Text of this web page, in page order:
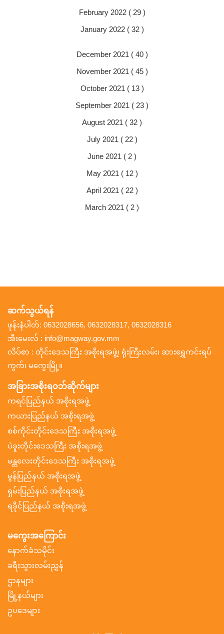
February 2022 ( 29 )
January 2022 ( 32 )
December 2021 ( 40 )
November 2021 ( 45 )
October 2021 ( 13 )
September 2021 ( 23 )
August 2021 ( 32 )
July 2021 ( 22 )
June 2021 ( 2 )
May 2021 ( 12 )
April 2021 ( 22 )
March 2021 ( 2 )
ဆက်သွယ်ရန်
ဖုန်းနံပါတ်: 0632028656, 0632028317, 0632028316
အီးမေးလ် : info@magway.gov.mm
လိပ်စာ : တိုင်းဒေသကြီး အစိုးရအဖွဲ့၊ ရုံးကြီးလမ်း၊ ဆားရွှေကင်းရပ်
ကွက်၊ မကွေးမြို့။
အခြားအစိုးရဝဘ်ဆိုက်များ
ကရင်ပြည်နယ် အစိုးရအဖွဲ့
ကယားပြည်နယ် အစိုးရအဖွဲ့
စစ်ကိုင်းတိုင်းဒေသကြီး အစိုးရအဖွဲ့
ပဲခူးတိုင်းဒေသကြီး အစိုးရအဖွဲ့
မန္တလေးတိုင်းဒေသကြီး အစိုးရအဖွဲ့
မွန်ပြည်နယ် အစိုးရအဖွဲ့
ရှမ်းပြည်နယ် အစိုးရအဖွဲ့
ရခိုင်ပြည်နယ် အစိုးရအဖွဲ့
မကွေးအကြောင်း
နောက်ခံသမိုင်း
ခရီးသွားလမ်းညွှန်
ဌာနများ
မြို့နယ်များ
ဥပဒေများ